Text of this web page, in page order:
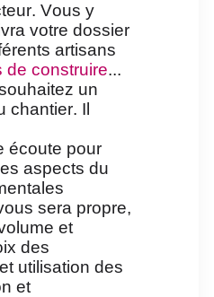
Vous y
votre dossier
artisans
de construire...
un
chantier. Il
écoute pour
aspects du
sera propre,
et
des
utilisation des
et